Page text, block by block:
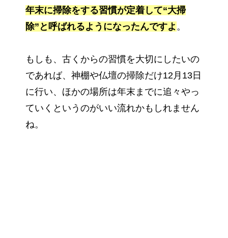
年末に掃除をする習慣が定着して“大掃
除”と呼ばれるようになったんですよ。
もしも、古くからの習慣を大切にしたいの
であれば、神棚や仏壇の掃除だけ12月13日
に行い、ほかの場所は年末までに追々やっ
ていくというのがいい流れかもしれません
ね。